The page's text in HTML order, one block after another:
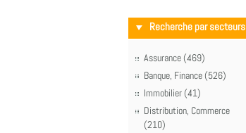
Recherche par secteurs
Assurance (469)
Banque, Finance (526)
Immobilier (41)
Distribution, Commerce
(210)